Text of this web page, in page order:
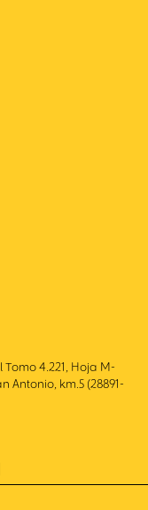
4.221, Hoja M-
Antonio, km.5 (28891-